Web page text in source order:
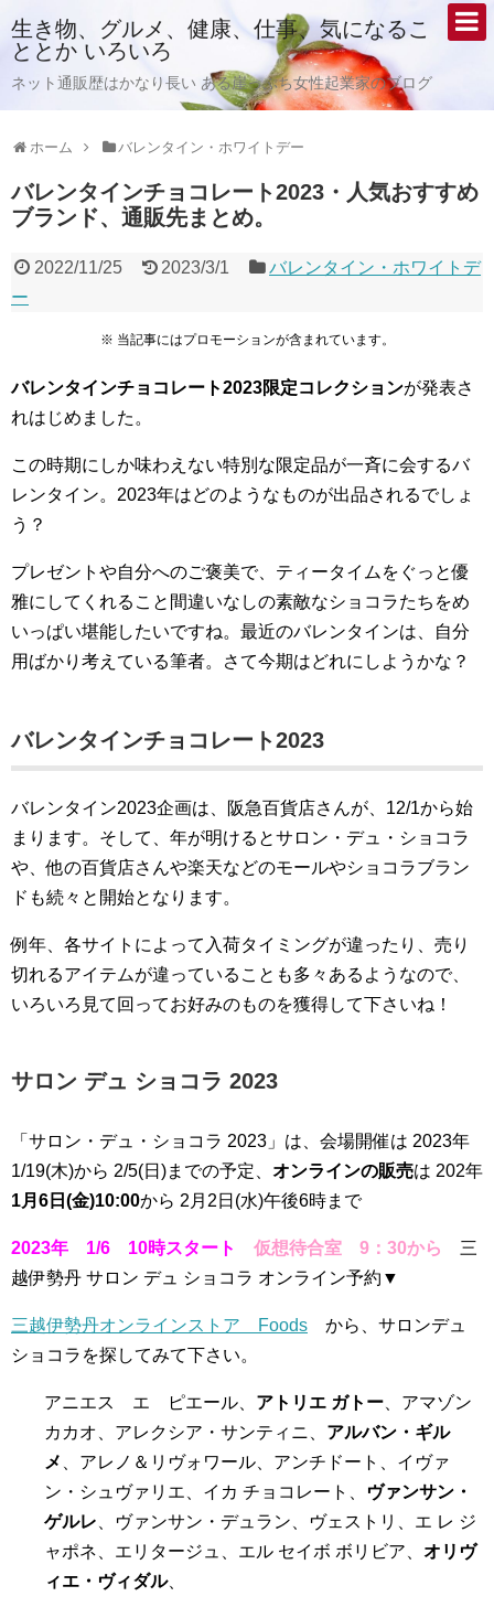
生き物、グルメ、健康、仕事、気になるこ
ととか いろいろ
ネット通販歴はかなり長い ある崖っぷち女性起業家のブログ
ホーム バレンタイン・ホワイトデー
バレンタインチョコレート2023・人気おすすめ
ブランド、通販先まとめ。
2022/11/25 2023/3/1
バレンタイン・ホワイトデ
ー
※ 当記事にはプロモーションが含まれています。
バレンタインチョコレート2023限定コレクションが発表さ
れはじめました。
この時期にしか味わえない特別な限定品が一斉に会するバ
レンタイン。2023年はどのようなものが出品されるでしょ
う？
プレゼントや自分へのご褒美で、ティータイムをぐっと優
雅にしてくれること間違いなしの素敵なショコラたちをめ
いっぱい堪能したいですね。最近のバレンタインは、自分
用ばかり考えている筆者。さて今期はどれにしようかな？
バレンタインチョコレート2023
バレンタイン2023企画は、阪急百貨店さんが、12/1から始
まります。そして、年が明けるとサロン・デュ・ショコラ
や、他の百貨店さんや楽天などのモールやショコラブラン
ドも続々と開始となります。
例年、各サイトによって入荷タイミングが違ったり、売り
切れるアイテムが違っていることも多々あるようなので、
いろいろ見て回ってお好みのものを獲得して下さいね！
サロン デュ ショコラ 2023
「サロン・デュ・ショコラ 2023」は、会場開催は 2023年
1/19(木)から 2/5(日)までの予定、 オンラインの販売は 202年
1月6日(金)10:00から 2月2日(水)午後6時まで
2023年 1/6 10時スタート 仮想待合室 9：30から
三
越伊勢丹 サロン デュ ショコラ オンライン予約▼
三越伊勢丹オンラインストア Foods から、サロンデュ
ショコラを探してみて下さい。
アニエス エ ピエール、 アトリエ ガトー 、アマゾン
カカオ、アレクシア・サンティニ、 アルバン・ギル
メ
、アレノ＆リヴォワール、アンチドート、イヴァ
ン・シュヴァリエ、イカ チョコレート、
ヴァンサン・
ゲルレ 、ヴァンサン・デュラン、ヴェストリ、エ レ ジ
ャポネ、エリタージュ、エル セイボ ボリビア、 オリヴ
ィエ・ヴィダル、